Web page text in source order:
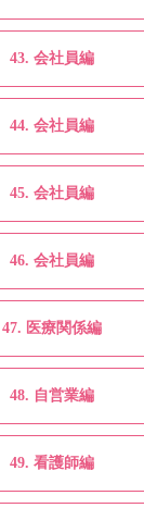
43. 会社員編
44. 会社員編
45. 会社員編
46. 会社員編
47. 医療関係編
48. 自営業編
49. 看護師編